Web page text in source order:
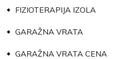
FIZIOTERAPIJA IZOLA
GARAŽNA VRATA
GARAŽNA VRATA CENA